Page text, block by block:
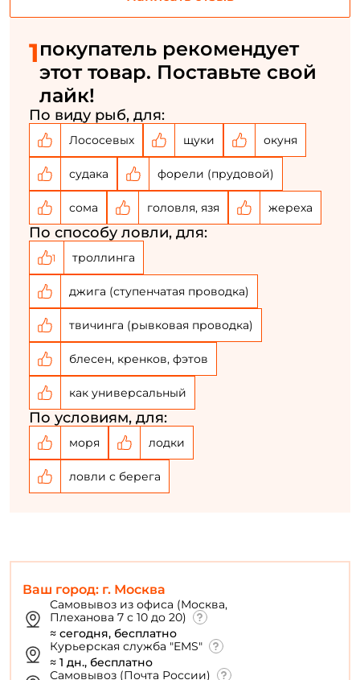
Ваш город: г. Москва
Самовывоз из офиса (Москва,
Плеханова 7 с 10 до 20)
≈ сегодня, бесплатно
Курьерская служба "EMS"
≈ 1 дн., бесплатно
Самовывоз (Почта России)
1покупатель рекомендует
этот товар. Поставьте свой
лайк!
По виду рыб, для:
Лососевых щуки окуня
судака форели (прудовой)
сома головля, язя жереха
По способу ловли, для:
1 троллинга
джига (ступенчатая проводка)
твичинга (рывковая проводка)
блесен, кренков, фэтов
как универсальный
По условиям, для:
моря лодки
ловли с берега
ФИО: *
Email: *
Номер телефона: *
Придумайте пароль: *
Повторите пароль: *
Заполняя данную форму вы соглашаетесь на обработку
персональных данных
Создать аккаунт
У меня уже есть аккаунт